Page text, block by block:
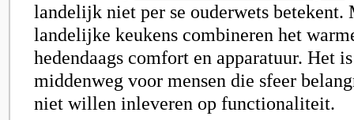
landelijk niet per se ouderwets betekent.
landelijke keukens combineren het
hedendaags comfort en apparatuur. Het
middenweg voor mensen die sfeer
niet willen inleveren op functionaliteit.